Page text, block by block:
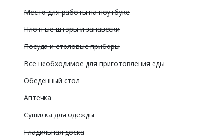
Место для работы на ноутбуке
Плотные шторы и занавески
Посуда и столовые приборы
Все необходимое для приготовления еды
Обеденный стол
Аптечка
Сушилка для одежды
Гладильная доска